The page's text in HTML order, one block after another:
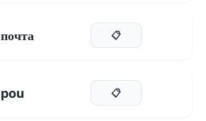
почта 📋
pou 📋